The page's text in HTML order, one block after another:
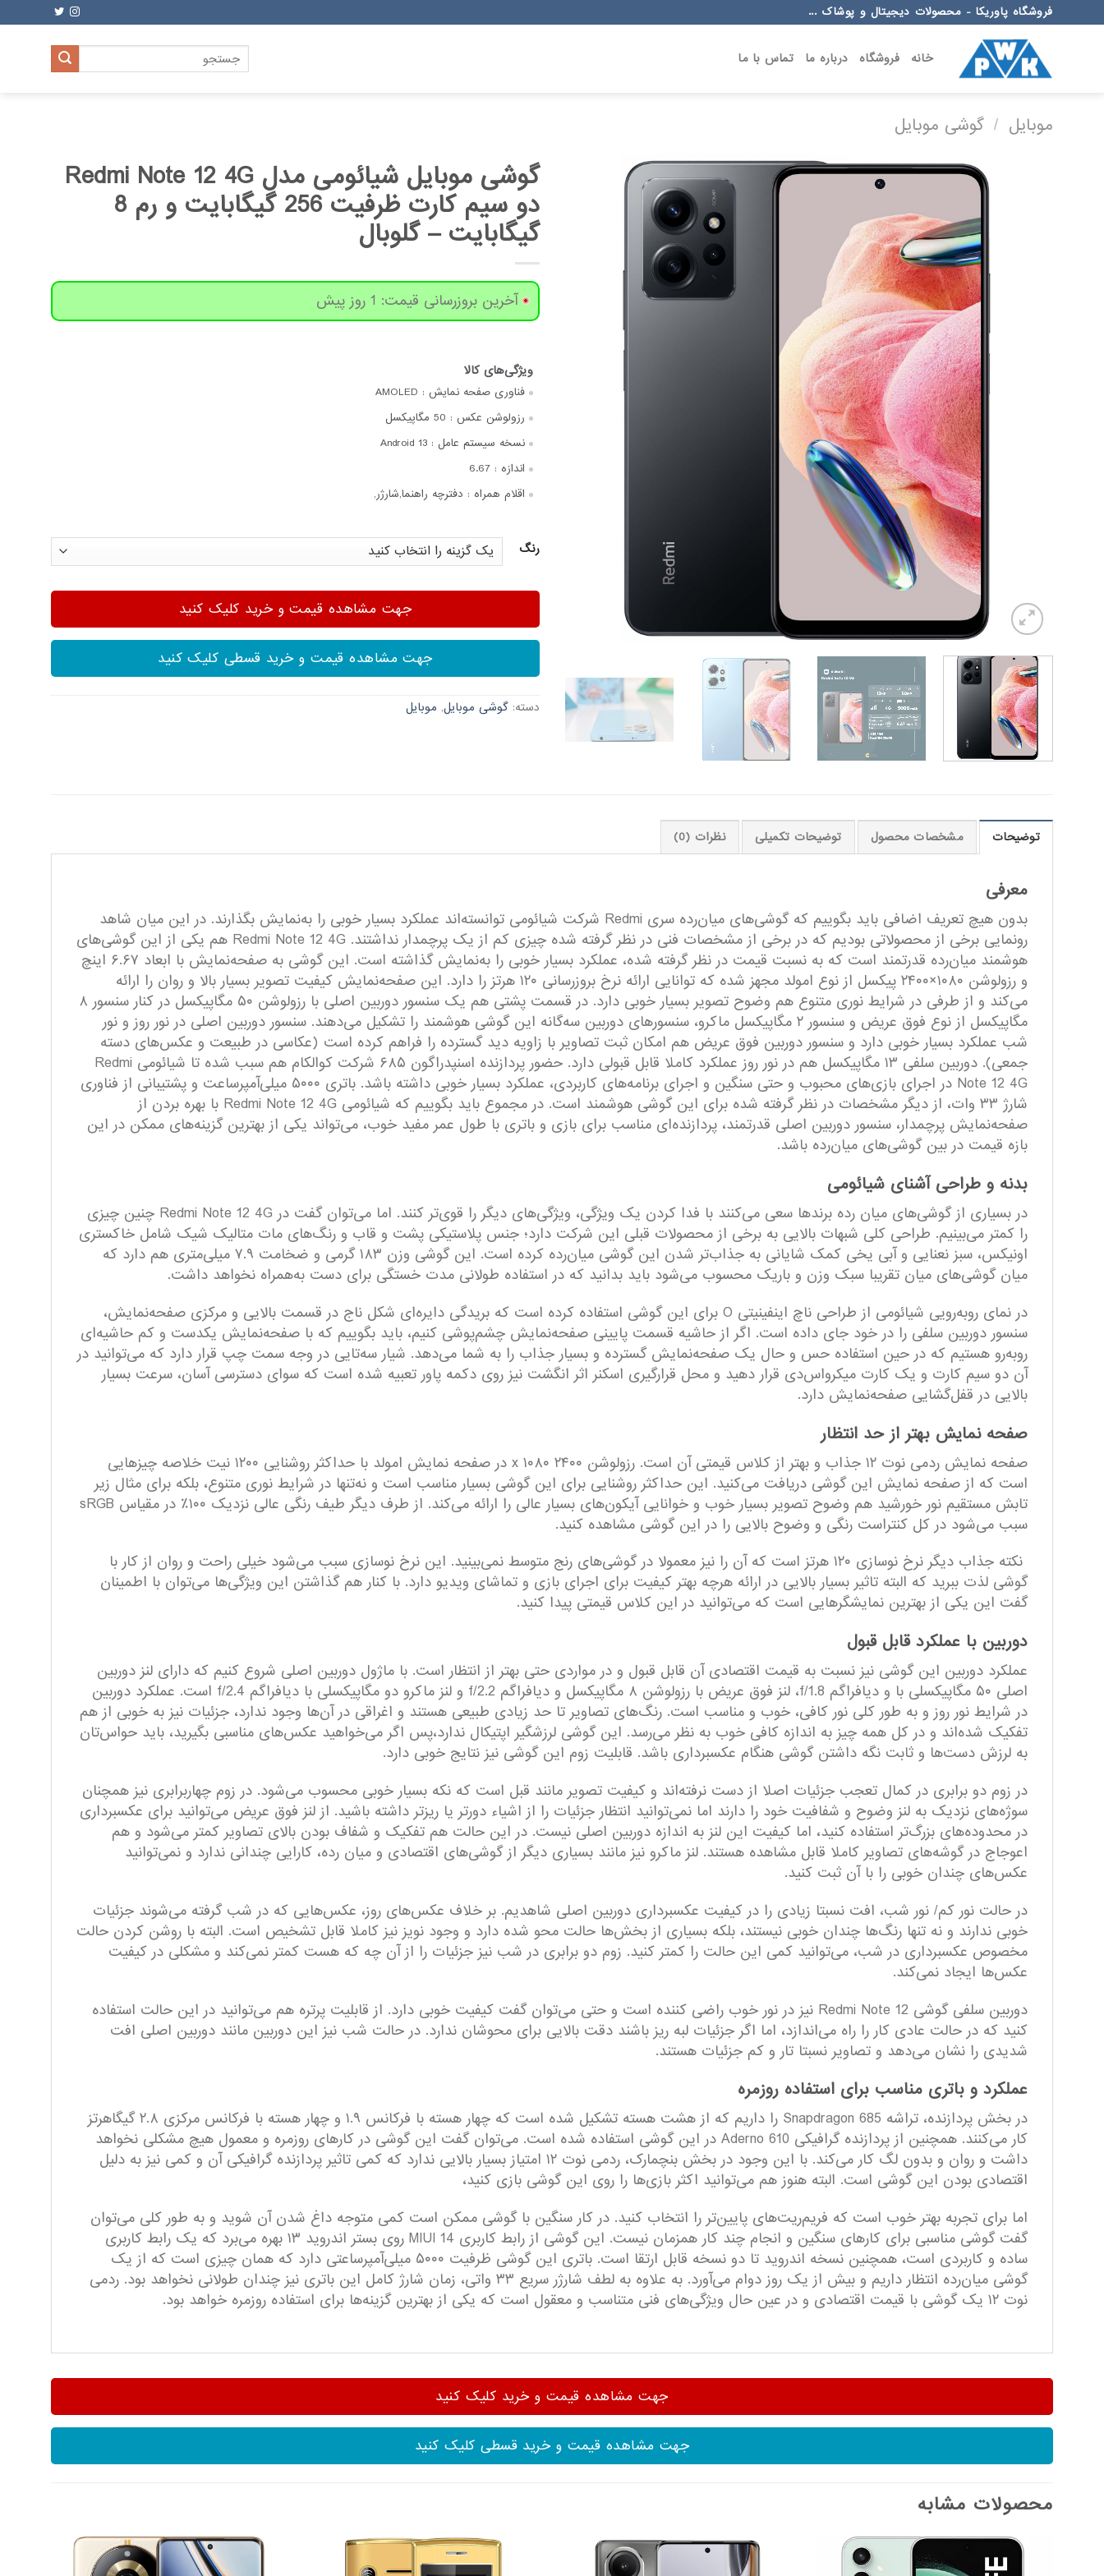
to
فروشگاه پاوریکا - محصولات دیجیتال و پوشاک ...
خانه فروشگاه درباره ما تماس با ما
جستجو
برای:
موبایل / گوشی موبایل
گوشی موبایل شیائومی مدل Redmi Note 12 4G
دو سیم کارت ظرفیت 256 گیگابایت و رم 8
گیگابایت – گلوبال
آخرین بروزرسانی قیمت: 1 روز پیش
فناوری صفحه‌ نمایش : AMOLED
رزولوشن عکس : 50 مگاپیکسل
نسخه سیستم عامل : Android 13
اندازه : 6.67
اقلام همراه : دفترچه‌ راهنما,شارژر,
رنگ
جهت مشاهده قیمت و خرید کلیک کنید
جهت مشاهده قیمت و خرید قسطی کلیک کنید
دسته: گوشی موبایل, موبایل
توضیحات مشخصات محصول توضیحات تکمیلی نظرات (0)
معرفی
بدون هیچ تعریف اضافی باید بگوییم که گوشی‌های میان‌رده سری Redmi شرکت شیائومی توانسته‌اند عملکرد بسیار خوبی را به‌نمایش بگذارند. در این میان شاهد
رونمایی برخی از محصولاتی بودیم که در برخی از مشخصات فنی در نظر گرفته شده چیزی کم از یک پرچمدار نداشتند. Redmi Note 12 4G هم یکی از این گوشی‌های
هوشمند میان‌رده قدرتمند است که به نسبت قیمت در نظر گرفته شده، عملکرد بسیار خوبی را به‌نمایش گذاشته است. این گوشی به صفحه‌نمایش با ابعاد ۶.۶۷ اینچ
و رزولوشن ۱۰۸۰×۲۴۰۰ پیکسل از نوع امولد مجهز شده که توانایی ارائه نرخ بروزرسانی ۱۲۰ هرتز را دارد. این صفحه‌نمایش کیفیت تصویر بسیار بالا و روان را ارائه
می‌کند و از طرفی در شرایط نوری متنوع هم وضوح تصویر بسیار خوبی دارد. در قسمت پشتی هم یک سنسور دوربین اصلی با رزولوشن ۵۰ مگاپیکسل در کنار سنسور ۸
مگاپیکسل از نوع فوق عریض و سنسور ۲ مگاپیکسل ماکرو، سنسور‌های دوربین سه‌گانه این گوشی هوشمند را تشکیل می‌دهند. سنسور دوربین اصلی در نور روز و نور
شب عملکرد بسیار خوبی دارد و سنسور دوربین فوق عریض هم امکان ثبت تصاویر با زاویه دید گسترده را فراهم کرده است (عکاسی در طبیعت و عکس‌های دسته
جمعی). دوربین سلفی ۱۳ مگاپیکسل هم در نور روز عملکرد کاملا قابل قبولی دارد. حضور پردازنده اسنپدراگون ۶۸۵ شرکت کوالکام هم سبب شده تا شیائومی Redmi
Note 12 4G در اجرای بازی‌های محبوب و حتی سنگین و اجرای برنامه‌های کاربردی، عملکرد بسیار خوبی داشته باشد. باتری ۵۰۰۰ میلی‌آمپر‌ساعت و پشتیبانی از فناوری
شارژ ۳۳ وات، از دیگر مشخصات در نظر گرفته شده برای این گوشی هوشمند است. در مجموع باید بگوییم که شیائومی Redmi Note 12 4G با بهره بردن از
صفحه‌نمایش پرچمدار، سنسور دوربین اصلی قدرتمند، پردازنده‌ای مناسب برای بازی و باتری با طول عمر مفید خوب، می‌تواند یکی از بهترین گزینه‌های ممکن در این
بازه قیمت در بین گوشی‌های میان‌رده باشد.
بدنه و طراحی آشنای شیائومی
در بسیاری از گوشی‌های میان رده برندها سعی می‌کنند با فدا کردن یک ویژگی، ویژگی‌های دیگر را قوی‌تر کنند. اما می‌توان گفت در Redmi Note 12 4G چنین چیزی
را کمتر می‌بینیم. طراحی کلی شبهات بالایی به برخی از محصولات قبلی این شرکت دارد؛ جنس پلاستیکی پشت و قاب و رنگ‌های مات متالیک شیک شامل خاکستری
اونیکس، سبز نعنایی و آبی یخی کمک شایانی به جذاب‌تر شدن این گوشی میان‌رده کرده است. این گوشی وزن ۱۸۳ گرمی و ضخامت ۷.۹ میلی‌متری هم دارد که
میان گوشی‌های میان تقریبا سبک وزن و باریک محسوب می‌شود باید بدانید که در استفاده طولانی مدت خستگی برای دست به‌همراه نخواهد داشت.
در نمای رو‌به‌رویی شیائومی از طراحی ناچ اینفینیتی O برای این گوشی استفاده کرده است که بریدگی دایره‌ای شکل ناج در قسمت بالایی و مرکزی صفحه‌نمایش،
سنسور دوربین سلفی را در خود جای داده است. اگر از حاشیه قسمت پایینی صفحه‌نمایش چشم‌پوشی کنیم، باید بگوییم که با صفحه‌نمایش یکدست و کم حاشیه‌ای
رو‌به‌رو هستیم که در حین استفاده حس و حال یک صفحه‌نمایش گسترده و بسیار جذاب را به شما می‌دهد. شیار سه‌تایی در وجه سمت چپ قرار دارد که می‌توانید در
آن دو سیم کارت و یک کارت میکرواس‌دی قرار دهید و محل قرارگیری اسکنر اثر انگشت نیز روی دکمه پاور تعبیه شده است که سوای دسترسی آسان، سرعت بسیار
بالایی در قفل‌گشایی صفحه‌نمایش دارد.
صفحه نمایش بهتر از حد انتظار
صفحه نمایش ردمی نوت ۱۲ جذاب و بهتر از کلاس قیمتی آن است. رزولوشن ۲۴۰۰ x ۱۰۸۰ در صفحه نمایش امولد با حداکثر روشنایی ۱۲۰۰ نیت خلاصه چیزهایی
است که از صفحه نمایش این گوشی دریافت می‌کنید. این حداکثر روشنایی برای این گوشی بسیار مناسب است و نه‌تنها در شرایط نوری متنوع، بلکه برای مثال زیر
تابش مستقیم نور خورشید هم وضوح تصویر بسیار خوب و خوانایی آیکون‌های بسیار عالی را ارائه می‌کند. از طرف دیگر طیف رنگی عالی نزدیک ۱۰۰٪ در مقیاس sRGB
سبب می‌شود در کل کنتراست رنگی و وضوح بالایی را در این گوشی مشاهده کنید.
نکته جذاب دیگر نرخ نوسازی ۱۲۰ هرتز است که آن را نیز معمولا در گوشی‌های رنج متوسط نمی‌بینید. این نرخ نوسازی سبب می‌شود خیلی راحت و روان از کار با
گوشی لذت ببرید که البته تاثیر بسیار بالایی در ارائه هرچه بهتر کیفیت برای اجرای بازی و تماشای ویدیو دارد. با کنار هم گذاشتن این ویژگی‌ها می‌توان با اطمینان
گفت این یکی از بهترین نمایشگر‌هایی است که می‌توانید در این کلاس قیمتی پیدا کنید.
دوربین با عملکرد قابل قبول
عملکرد دوربین این گوشی نیز نسبت به قیمت اقتصادی آن قابل قبول و در مواردی حتی بهتر از انتظار است. با ماژول دوربین اصلی شروع کنیم که دارای لنز دوربین
اصلی ۵۰ مگاپیکسلی با و دیافراگم f/1.8، لنز فوق عریض با رزولوشن ۸ مگاپیکسل و دیافراگم f/2.2 و لنز ماکرو دو مگاپیکسلی با دیافراگم f/2.4 است. عملکرد دوربین
در شرایط نور روز و به طور کلی نور کافی، خوب و مناسب است. رنگ‌های تصاویر تا حد زیادی طبیعی هستند و اغراقی در آن‌ها وجود ندارد، جزئیات نیز به خوبی از هم
تفکیک شده‌اند و در کل همه چیز به اندازه کافی خوب به نظر می‌رسد. این گوشی لرزشگیر اپتیکال ندارد،‌پس اگر می‌خواهید عکس‌های مناسبی بگیرید، باید حواس‌تان
به لرزش دست‌ها و ثابت نگه داشتن گوشی هنگام عکسبرداری باشد. قابلیت زوم این گوشی نیز نتایج خوبی دارد.
در زوم دو برابری در کمال تعجب جزئیات اصلا از دست نرفته‌اند و کیفیت تصویر مانند قبل است که نکه بسیار خوبی محسوب می‌شود. در زوم چهاربرابری نیز همچنان
سوژه‌های نزدیک به لنز وضوح و شفافیت خود را دارند اما نمی‌توانید انتظار جزئیات را از اشیاء دورتر یا ریزتر داشته باشید. از لنز فوق عریض می‌توانید برای عکسبرداری
در محدوده‌های بزرگ‌تر استفاده کنید،‌ اما کیفیت این لنز به اندازه دوربین اصلی نیست. در این حالت هم تفکیک و شفاف بودن بالای تصاویر کمتر می‌شود و هم
اعوجاج در گوشه‌های تصاویر کاملا قابل مشاهده هستند. لنز ماکرو نیز مانند بسیاری دیگر از گوشی‌های اقتصادی و میان رده، کارایی چندانی ندارد و نمی‌توانید
عکس‌های چندان خوبی را با آن ثبت کنید.
در حالت نور کم/ نور شب، افت نسبتا زیادی را در کیفیت عکسبرداری دوربین اصلی شاهدیم. بر خلاف عکس‌های روز، عکس‌هایی که در شب گرفته می‌شوند جزئیات
خوبی ندارند و نه تنها رنگ‌ها چندان خوبی نیستند، بلکه بسیاری از بخش‌ها حالت محو شده دارد و وجود نویز نیز کاملا قابل تشخیص است. البته با روشن کردن حالت
مخصوص عکسبرداری در شب، می‌توانید کمی این حالت را کمتر کنید. زوم دو برابری در شب نیز جزئیات را از آن چه که هست کمتر نمی‌کند و مشکلی در کیفیت
عکس‌ها ایجاد نمی‌کند.
دوربین سلفی گوشی Redmi Note 12 نیز در نور خوب راضی کننده است و حتی می‌توان گفت کیفیت خوبی دارد. از قابلیت پرتره هم می‌توانید در این حالت استفاده
کنید که در حالت عادی کار را راه می‌اندازد،‌ اما اگر جزئیات لبه ریز باشند دقت بالایی برای محوشان ندارد. در حالت شب نیز این دوربین مانند دوربین اصلی افت
شدیدی را نشان می‌دهد و تصاویر نسبتا تار و کم جزئیات هستند.
عملکرد و باتری مناسب برای استفاده روزمره
در بخش پردازنده، تراشه Snapdragon 685 را داریم که از هشت هسته تشکیل شده است که چهار هسته با فرکانس ۱.۹ و چهار هسته با فرکانس مرکزی ۲.۸ گیگاهرتز
کار می‌کنند. همچنین از پردازنده گرافیکی Aderno 610 در این گوشی استفاده شده است. می‌توان گفت این گوشی در کارهای روزمره و معمول هیچ مشکلی نخواهد
داشت و روان و بدون لگ کار می‌کند. با این وجود در بخش بنچمارک،‌ ردمی نوت ۱۲ امتیاز بسیار بالایی ندارد که کمی تاثیر پردازنده گرافیکی آن و کمی نیز به دلیل
اقتصادی بودن این گوشی است. البته هنوز هم می‌توانید اکثر بازی‌ها را روی این گوشی بازی کنید،
اما برای تجربه بهتر خوب است که فریم‌ریت‌های پایین‌تر را انتخاب کنید. در کار سنگین با گوشی ممکن است کمی متوجه داغ شدن آن شوید و به طور کلی می‌توان
گفت گوشی مناسبی برای کارهای سنگین و انجام چند کار همزمان نیست. این گوشی از رابط کاربری MIUI 14 روی بستر اندروید ۱۳ بهره می‌برد که یک رابط کاربری
ساده و کاربردی است، همچنین نسخه اندروید تا دو نسخه قابل ارتقا است. باتری این گوشی ظرفیت ۵۰۰۰ میلی‌آمپرساعتی دارد که همان چیزی است که از یک
گوشی میان‌رده انتظار داریم و بیش از یک روز دوام می‌آورد. به علاوه به لطف شارژر سریع ۳۳ واتی، زمان شارژ کامل این باتری نیز چندان طولانی نخواهد بود. ردمی
نوت ۱۲ یک گوشی با قیمت اقتصادی و در عین حال ویژگی‌های فنی متناسب و معقول است که یکی از بهترین گزینه‌ها برای استفاده روزمره خواهد بود.
جهت مشاهده قیمت و خرید کلیک کنید
جهت مشاهده قیمت و خرید قسطی کلیک کنید
محصولات مشابه